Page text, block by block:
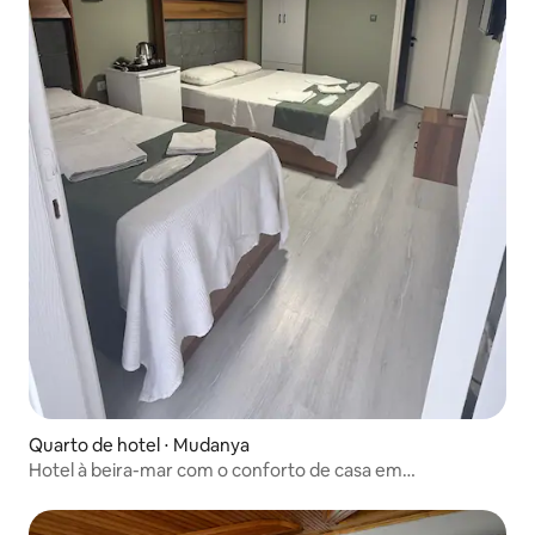
Quarto de hotel ⋅ Mudanya
Hotel à beira-mar com o conforto de casa em